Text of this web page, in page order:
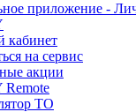
приложение -
кабинет
на сервис
акции
Remote
ТО